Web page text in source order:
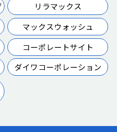
リラマックス
マックスウォッシュ
コーポレートサイト
ダイワコーポレーション